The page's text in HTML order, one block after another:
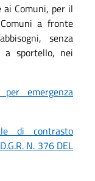
ai Comuni, per il
a fronte
senza
a sportello, nei
emergenza
di contrasto
N. 376 DEL